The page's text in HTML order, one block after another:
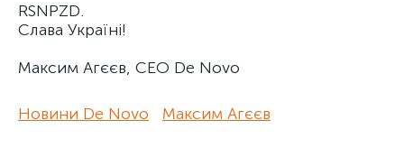
RSNPZD.
Слава Україні!
Максим Агєєв, CEO De Novo
Новини De Novo Максим Агєєв